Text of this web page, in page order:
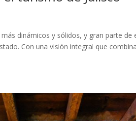
dinámicos y sólidos, y gran parte
Con una visión integral que